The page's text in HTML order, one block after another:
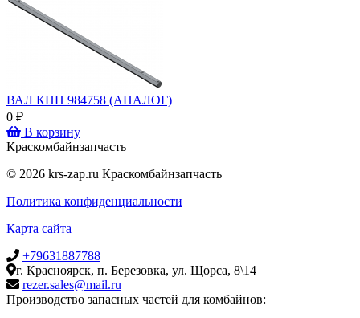
ВАЛ КПП 984758 (АНАЛОГ)
0 ₽
В корзину
Краскомбайнзапчасть
© 2026 krs-zap.ru Краскомбайнзапчасть
Политика конфиденциальности
Карта сайта
+79631887788
г. Красноярск, п. Березовка, ул. Щорса, 8\14
rezer.sales@mail.ru
Производство запасных частей для комбайнов: